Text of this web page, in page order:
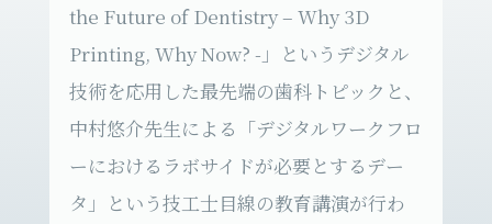
the Future of Dentistry – Why 3D
Printing, Why Now? -」というデジタル
技術を応用した最先端の歯科トピックと、
中村悠介先生による「デジタルワークフロ
ーにおけるラボサイドが必要とするデー
タ」という技工士目線の教育講演が行わ